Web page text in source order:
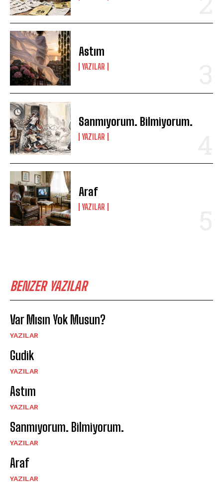
Astım
YAZILAR
Sanmıyorum. Bilmiyorum.
YAZILAR
Araf
YAZILAR
BENZER YAZILAR
Var Mısın Yok Musun?
YAZILAR
Gudik
YAZILAR
Astım
YAZILAR
Sanmıyorum. Bilmiyorum.
YAZILAR
Araf
YAZILAR